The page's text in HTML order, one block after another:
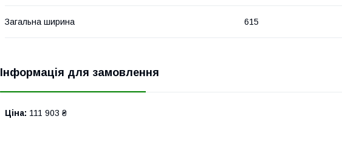
Загальна ширина 615
Інформація для замовлення
Ціна: 111 903 ₴